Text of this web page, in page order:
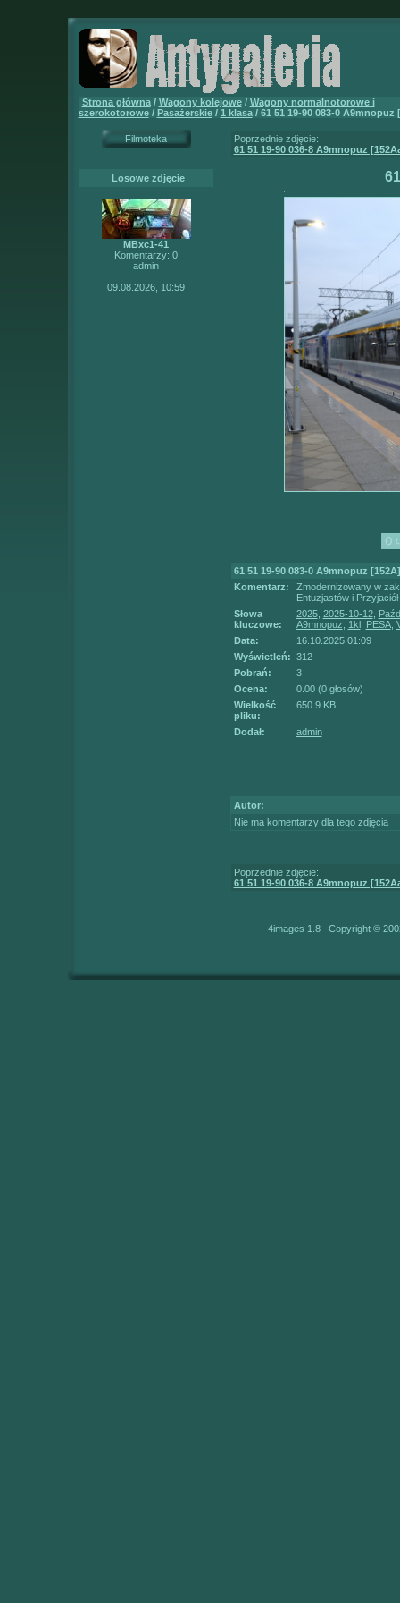
Strona główna/ Wagony kolejowe/ Wagony normalnotorowe i
szerokotorowe/ Pasażerskie/ 1 klasa/ 61 51 19-90 083-0 A9mnopuz
Filmoteka
Losowe zdjęcie
MBxc1-41
Komentarzy: 0
admin
09.08.2026, 10:59
Poprzednie zdjęcie:
61 51 19-90 036-8 A9mnopuz
61 51 19-90 083-0 A9mnopuz [152A]
Komentarz:
Zmodernizowany w
Entuzjastów i
Słowa
kluczowe:
2025, 2025-10-12,
A9mnopuz
1kl, PESA,
Data:
16.10.2025 01:09
Wyświetleń: 312
Pobrań:
3
Ocena:
0.00 (0 głosów)
Wielkość
pliku:
650.9 KB
Dodał: admin
Autor:
Nie ma komentarzy dla tego zdjęcia
Poprzednie zdjęcie:
61 51 19-90 036-8 A9mnopuz
4images 1.8 Copyright ©